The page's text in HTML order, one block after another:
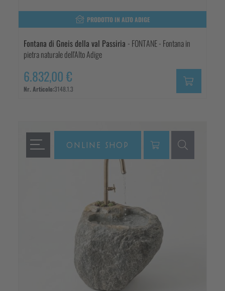
ONLINE SHOP
PRODOTTO IN ALTO ADIGE
Fontana di Gneis della val Passiria - FONTANE - Fontana in
pietra naturale dell'Alto Adige
6.832,00 €
Nr. Articolo:3148.1.3